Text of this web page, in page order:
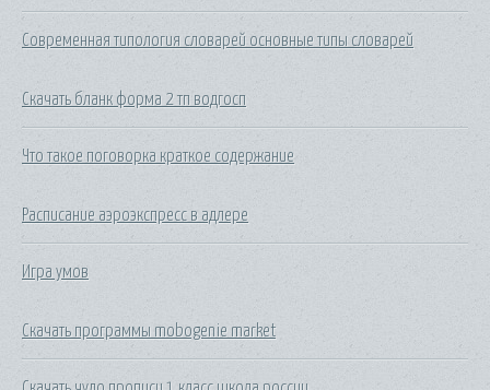
Современная типология словарей основные типы словарей
Скачать бланк форма 2 тп водгосп
Что такое поговорка краткое содержание
Расписание аэроэкспресс в адлере
Игра умов
Скачать программы mobogenie market